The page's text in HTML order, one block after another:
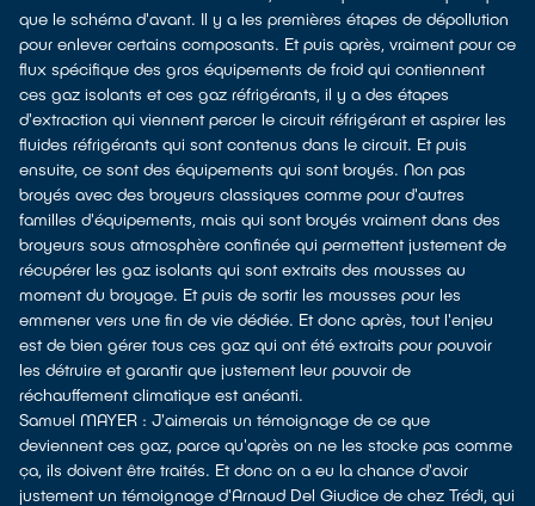
que le schéma d'avant. Il y a les premières étapes de dépollution
pour enlever certains composants. Et puis après, vraiment pour ce
flux spécifique des gros équipements de froid qui contiennent
ces gaz isolants et ces gaz réfrigérants, il y a des étapes
d'extraction qui viennent percer le circuit réfrigérant et aspirer les
fluides réfrigérants qui sont contenus dans le circuit. Et puis
ensuite, ce sont des équipements qui sont broyés. Non pas
broyés avec des broyeurs classiques comme pour d'autres
familles d'équipements, mais qui sont broyés vraiment dans des
broyeurs sous atmosphère confinée qui permettent justement de
récupérer les gaz isolants qui sont extraits des mousses au
moment du broyage. Et puis de sortir les mousses pour les
emmener vers une fin de vie dédiée. Et donc après, tout l'enjeu
est de bien gérer tous ces gaz qui ont été extraits pour pouvoir
les détruire et garantir que justement leur pouvoir de
réchauffement climatique est anéanti.
Samuel MAYER : J'aimerais un témoignage de ce que
deviennent ces gaz, parce qu'après on ne les stocke pas comme
ça, ils doivent être traités. Et donc on a eu la chance d'avoir
justement un témoignage d'Arnaud Del Giudice de chez Trédi, qui